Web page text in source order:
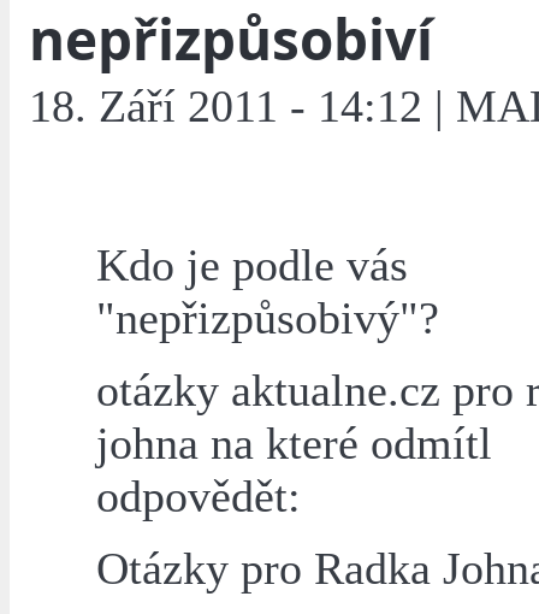
nepřizpůsobiví
18. Září 2011 - 14:12 |
Kdo je podle vás
"nepřizpůsobivý"?
otázky aktualne.cz pro
johna na které odmítl
odpovědět:
Otázky pro Radka